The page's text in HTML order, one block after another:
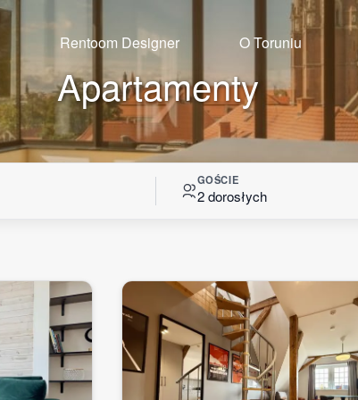
Rentoom Designer O Toruniu
Apartamenty
GOŚCIE
2 dorosłych